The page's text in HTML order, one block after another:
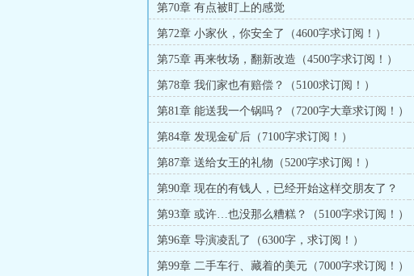
第70章 有点被盯上的感觉
第72章 小家伙，你安全了（4600字求订阅！）
第75章 再来牧场，翻新改造（4500字求订阅！）
第78章 我们家也有赔偿？（5100求订阅！）
第81章 能送我一个锅吗？（7200字大章求订阅！）
第84章 发现金矿后（7100字求订阅！）
第87章 送给女王的礼物（5200字求订阅！）
第90章 现在的有钱人，已经开始这样交朋友了？
（5100字求订阅！）
第93章 或许…也没那么糟糕？（5100字求订阅！）
第96章 导演凌乱了（6300字，求订阅！）
第99章 二手车行、藏着的美元（7000字求订阅！）